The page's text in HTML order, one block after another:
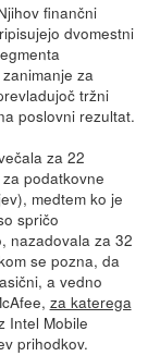
finančni
dvomestni
za
tržni
poslovni rezultat.
za 22
podatkovne
medtem ko je
spričo
nazadovala za 32
se pozna, da
a vedno
za katerega
Intel Mobile
prihodkov.